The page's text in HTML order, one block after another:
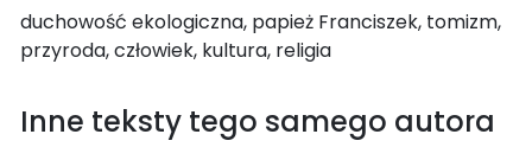
duchowość ekologiczna, papież Franciszek, tomizm,
przyroda, człowiek, kultura, religia
Inne teksty tego samego autora